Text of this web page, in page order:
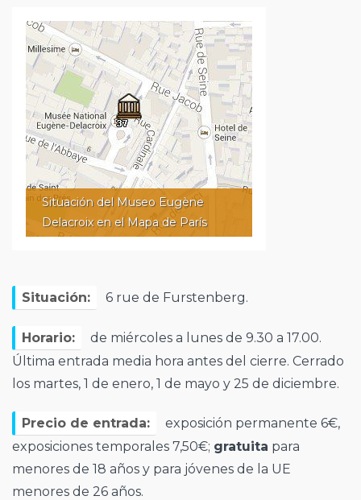
Situación del Museo Eugène
Delacroix en el Mapa de París
Situación: 6 rue de Furstenberg.
Horario:
de miércoles a lunes de 9.30 a 17.00.
Última entrada media hora antes del cierre. Cerrado
los martes, 1 de enero, 1 de mayo y 25 de diciembre.
Precio de entrada:
exposición permanente 6€,
exposiciones temporales 7,50€; gratuita para
menores de 18 años y para jóvenes de la UE
menores de 26 años.